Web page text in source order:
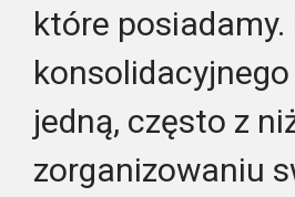
które
jedną, często z
zorganizowaniu